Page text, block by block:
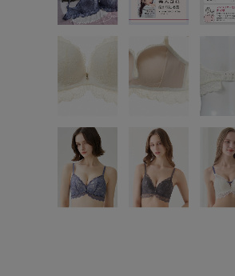
L LL
S-CD
M-AB M-CD
LL-EF